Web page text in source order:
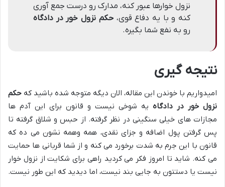
نزول خوارها عبور کنه، مدارک رو درست جمع آوری
کنه و با یه دفاع قوی،حکم نزول خور در دادگاه
رو به نفع شما بگیره.
نتیجه گیری
امیدواریم با خوندن این مقاله، الان دیگه متوجه شده باشید که حکم
نزول خور در دادگاه یه شوخی نیست و قانون برای این آدم ها
مجازات های خیلی سنگینی در نظر گرفته. از حبس و شلاق گرفته تا
پس گرفتن پول اضافه و جزای نقدی، همه وهمه نشون می ده که
قانون با این جرم به شدت برخورد می کنه و از شما قربانی ها حمایت
می کنه. شاید تا امروز فکر می کردید راهی برای شکایت از نزول خوار
نیست یا دستتون به جایی بند نیست، اما دیدید که این طور نیست.